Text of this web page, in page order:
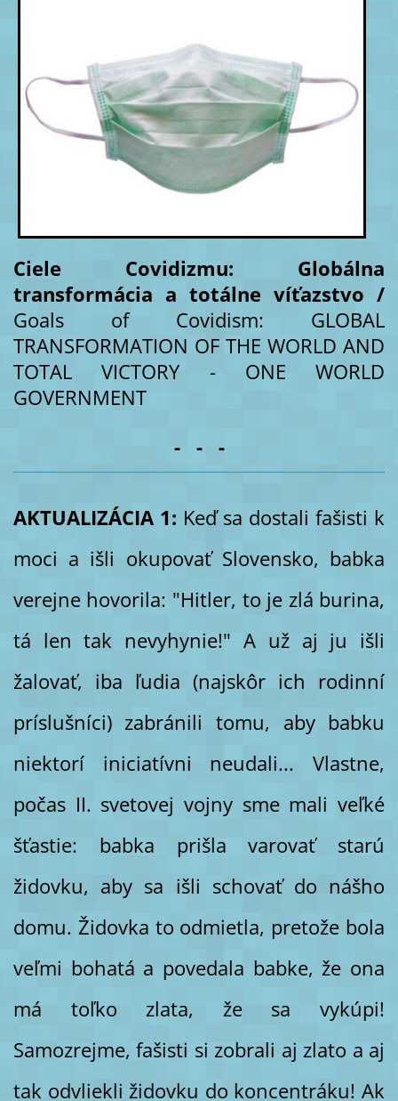
Ciele Covidizmu: Globálna
transformácia a totálne víťazstvo /
Goals of Covidism: GLOBAL
TRANSFORMATION OF THE WORLD AND
TOTAL VICTORY - ONE WORLD
GOVERNMENT
- - -
AKTUALIZÁCIA 1: Keď sa dostali fašisti k
moci a išli okupovať Slovensko, babka
verejne hovorila: "Hitler, to je zlá burina,
tá len tak nevyhynie!" A už aj ju išli
žalovať, iba ľudia (najskôr ich rodinní
príslušníci) zabránili tomu, aby babku
niektorí iniciatívni neudali... Vlastne,
počas II. svetovej vojny sme mali veľké
šťastie: babka prišla varovať starú
židovku, aby sa išli schovať do nášho
domu. Židovka to odmietla, pretože bola
veľmi bohatá a povedala babke, že ona
má toľko zlata, že sa vykúpi!
Samozrejme, fašisti si zobrali aj zlato a aj
tak odvliekli židovku do koncentráku! Ak